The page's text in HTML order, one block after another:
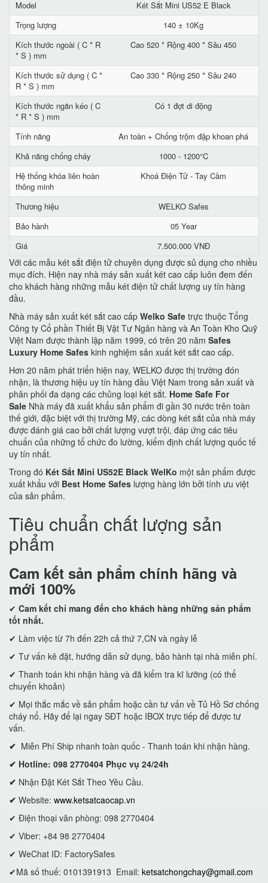
Model
Két Sắt Mini US52 E Black
Trọng lượng
140 ± 10Kg
Kích thước ngoài ( C * R
* S ) mm
Cao 520 * Rộng 400 * Sâu 450
Kích thước sử dụng ( C *
R * S ) mm
Cao 330 * Rộng 250 * Sâu 240
Kích thước ngăn kéo ( C
* R * S ) mm
Có 1 đợt di động
Tính năng
An toàn + Chống trộm đập khoan phá
Khả năng chống cháy
1000 - 1200°C
Hệ thống khóa liên hoàn
thông minh
Khoá Điện Tử - Tay Cầm
Thương hiệu
WELKO Safes
Bảo hành
05 Year
Giá
7.500.000 VNĐ
Với các mẫu két sắt điện tử chuyên dụng được sủ dụng cho nhiều
mục đích. Hiện nay nhà máy sản xuất két cao cấp luôn đem đến
cho khách hàng những mẫu két điện tử chất lượng uy tín hàng
đầu.
Nhà máy sản xuất két sắt cao cấp Welko Safe trực thuộc Tổng
Công ty Cổ phần Thiết Bị Vật Tư Ngân hàng và An Toàn Kho Quỹ
Việt Nam được thành lập năm 1999, có trên 20 năm Safes
Luxury Home Safes kinh nghiệm sản xuất két sắt cao cấp.
Hơn 20 năm phát triển hiện nay, WELKO được thị trường đón
nhận, là thương hiệu uy tín hàng đầu Việt Nam trong sản xuất và
phân phối đa dạng các chủng loại két sắt. Home Safe For
Sale Nhà máy đã xuất khẩu sản phẩm đi gần 30 nước trên toàn
thế giới, đặc biệt với thị trường Mỹ, các dòng két sắt của nhà máy
được đánh giá cao bởi chất lượng vượt trội, đáp ứng các tiêu
chuẩn của những tổ chức đo lường, kiểm định chất lượng quốc tế
uy tín nhất.
Trong đó Két Sắt Mini US52E Black WelKo một sản phẩm được
xuất khẩu với Best Home Safes lượng hàng lớn bởi tính ưu việt
của sản phẩm.
Tiêu chuẩn chất lượng sản
phẩm
Cam kết sản phẩm chính hãng và
mới 100%
✔ Cam kết chỉ mang đến cho khách hàng những sản phẩm
tốt nhất.
✔ Làm việc từ 7h đến 22h cả thứ 7,CN và ngày lễ
✔ Tư vấn kê đặt, hướng dẫn sử dụng, bảo hành tại nhà miễn phí.
✔ Thanh toán khi nhận hàng và đã kiểm tra kĩ lưỡng (có thể
chuyển khoản)
✔ Mọi thắc mắc về sản phẩm hoặc cần tư vấn về Tủ Hồ Sơ chống
cháy nổ. Hãy để lại ngay SĐT hoặc IBOX trực tiếp để được tư
vấn.
✔ Miễn Phí Ship nhanh toàn quốc - Thanh toán khi nhận hàng.
✔ Hotline: 098 2770404 Phục vụ 24/24h
✔ Nhận Đặt Két Sắt Theo Yêu Cầu.
✔ Website: www.ketsatcaocap.vn
✔ Điện thoại văn phòng: 098 2770404
✔ Viber: +84 98 2770404
✔ WeChat ID: FactorySafes
✔Mã số thuế: 0101391913 Email: ketsatchongchay@gmail.com